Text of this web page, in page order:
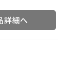
詳細へ